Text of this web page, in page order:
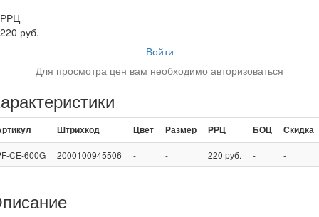
РРЦ
220 руб.
Войти
Для просмотра цен вам необходимо авторизоваться
Штрихкод Цвет Размер РРЦ БОЦ Скидка
CE-600G 2000100945506 - - 220 руб. - -